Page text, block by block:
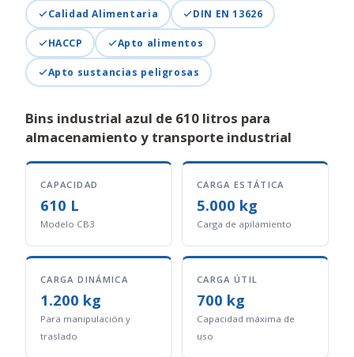
Calidad Alimentaria DIN EN 13626
HACCP Apto alimentos
Apto sustancias peligrosas
Bins industrial azul de 610 litros para
almacenamiento y transporte industrial
CAPACIDAD
610 L
Modelo CB3
CARGA ESTÁTICA
5.000 kg
Carga de apilamiento
CARGA DINÁMICA
1.200 kg
Para manipulación y
traslado
CARGA ÚTIL
700 kg
Capacidad máxima de
uso